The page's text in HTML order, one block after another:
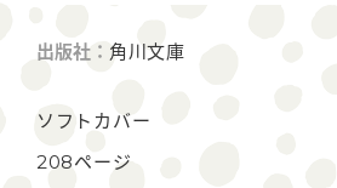
出版社： 角川文庫
ソフトカバー
208ページ